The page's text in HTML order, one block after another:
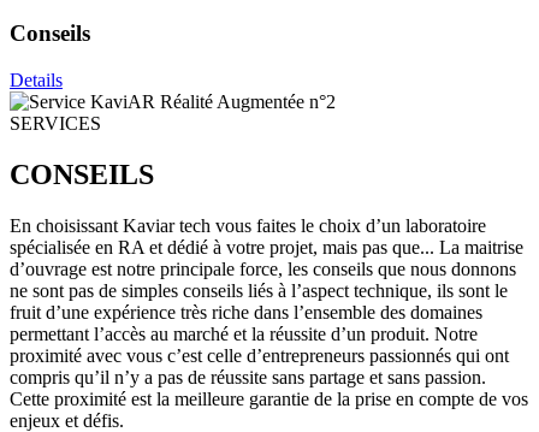
Conseils
Details
SERVICES
CONSEILS
En choisissant Kaviar tech vous faites le choix d’un laboratoire
spécialisée en RA et dédié à votre projet, mais pas que... La maitrise
d’ouvrage est notre principale force, les conseils que nous donnons
ne sont pas de simples conseils liés à l’aspect technique, ils sont le
fruit d’une expérience très riche dans l’ensemble des domaines
permettant l’accès au marché et la réussite d’un produit. Notre
proximité avec vous c’est celle d’entrepreneurs passionnés qui ont
compris qu’il n’y a pas de réussite sans partage et sans passion.
Cette proximité est la meilleure garantie de la prise en compte de vos
enjeux et défis.